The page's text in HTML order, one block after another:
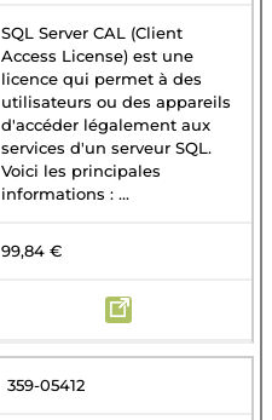
SQL Server CAL (Client
Access License) est une
licence qui permet à des
utilisateurs ou des appareils
d'accéder légalement aux
services d'un serveur SQL.
Voici les principales
informations : ...
99,84 €
359-05412